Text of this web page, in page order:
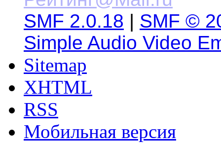
SMF 2.0.18 | SMF ©
Simple Audio Video
Sitemap
XHTML
RSS
Мобильная версия